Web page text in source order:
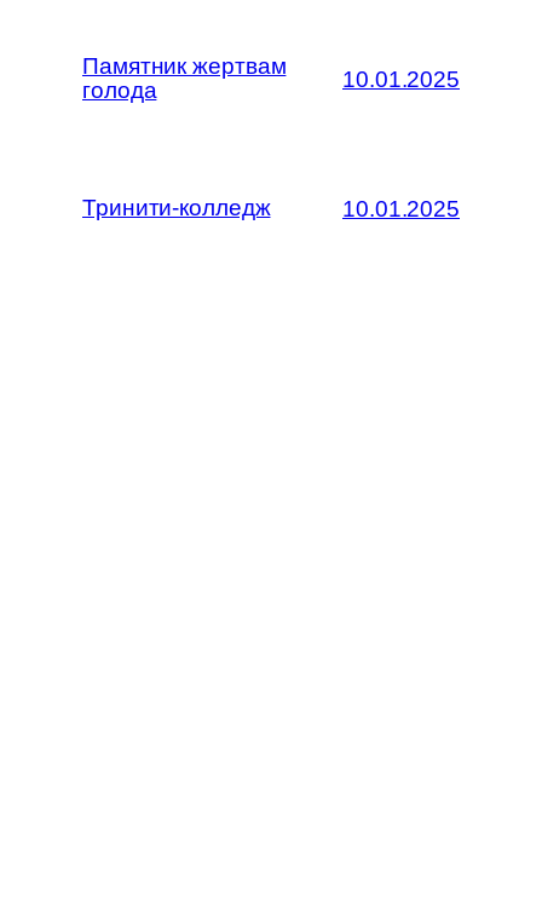
Памятник жертвам
голода
10.01.2025
Тринити-колледж 10.01.2025